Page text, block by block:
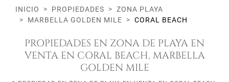
INICIO PROPIEDADES
ZONA PLAYA
MARBELLA GOLDEN MILE
CORAL BEACH
PROPIEDADES EN ZONA DE PLAYA EN
VENTA EN CORAL BEACH, MARBELLA
GOLDEN MILE